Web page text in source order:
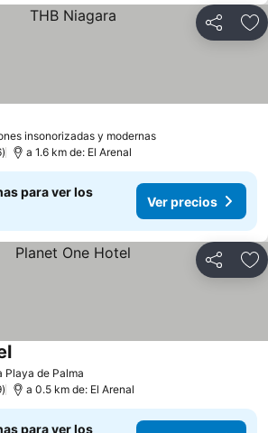
Compartir
insonorizadas y modernasVer precios
a 1.6 km de: El Arenal
para ver los
Ver precios
Compartir
Playa de Palma
Ver precios
a 0.5 km de: El Arenal
para ver los